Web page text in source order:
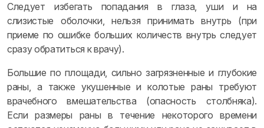
Следует избегать попадания в глаза, уши и на
слизистые оболочки, нельзя принимать внутрь (при
приеме по ошибке больших количеств внутрь следует
сразу обратиться к врачу).
Большие по площади, сильно загрязненные и глубокие
раны, а также укушенные и колотые раны требуют
врачебного вмешательства (опасность столбняка).
Если размеры раны в течение некоторого времени